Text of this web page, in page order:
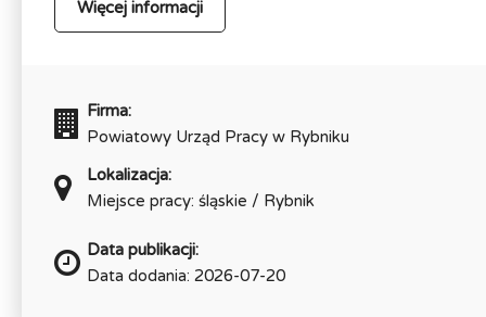
Więcej informacji
Firma:
Powiatowy Urząd Pracy w Rybniku
Lokalizacja:
Miejsce pracy: śląskie / Rybnik
Data publikacji:
Data dodania: 2026-07-20